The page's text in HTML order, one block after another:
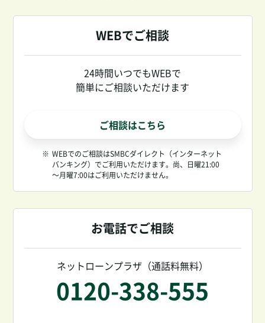
WEBでご相談
24時間いつでもWEBで
簡単にご相談いただけます
ご相談はこちら
※ WEBでのご相談はSMBCダイレクト（インターネット
バンキング）でご利用いただけます。尚、日曜21:00
～月曜7:00はご利用いただけません。
お電話でご相談
ネットローンプラザ（通話料無料）
0120-338-555